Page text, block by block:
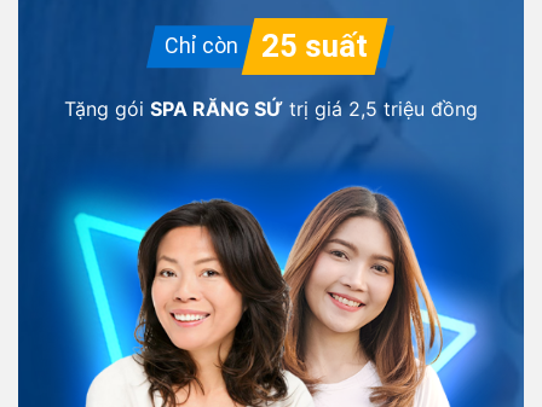
Tặng gói SPA RĂNG SỨ trị giá 2,5 triệu đồng